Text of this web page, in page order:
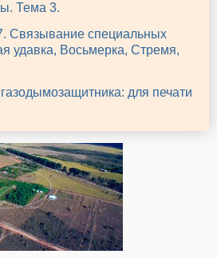
Тема 3.
Связывание специальных
удавка, Восьмерка, Стремя,
для печати